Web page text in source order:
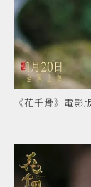
《花千骨》電影